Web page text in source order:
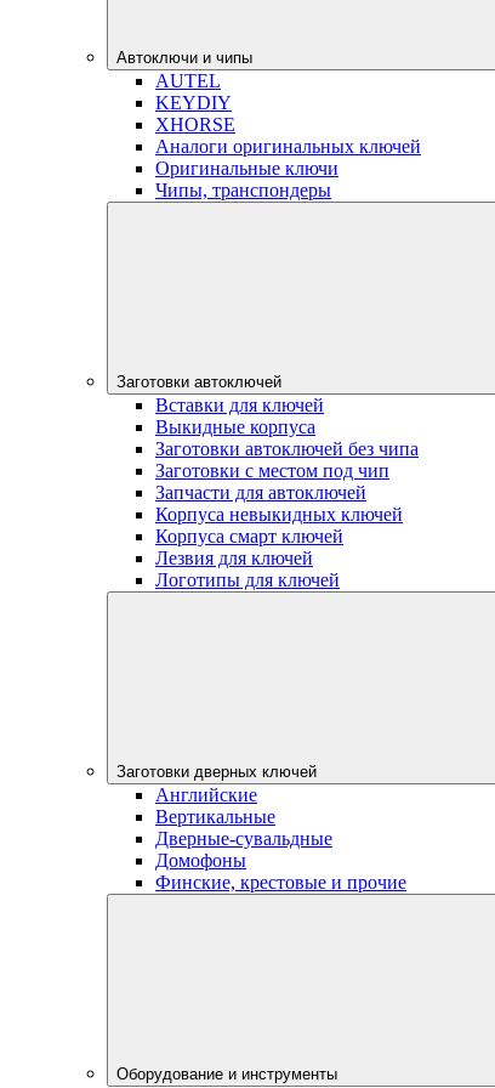
Автоключи и чипы
AUTEL
KEYDIY
XHORSE
Аналоги оригинальных ключей
Оригинальные ключи
Чипы, транспондеры
Заготовки автоключей
Вставки для ключей
Выкидные корпуса
Заготовки автоключей без чипа
Заготовки с местом под чип
Запчасти для автоключей
Корпуса невыкидных ключей
Корпуса смарт ключей
Лезвия для ключей
Логотипы для ключей
Заготовки дверных ключей
Английские
Вертикальные
Дверные-сувальдные
Домофоны
Финские, крестовые и прочие
Оборудование и инструменты